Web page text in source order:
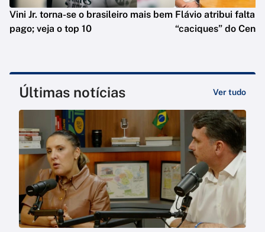
Vini Jr. torna-se o brasileiro mais bem
pago; veja o top 10
Flávio atribui falta
“caciques” do
Últimas notícias Ver tudo